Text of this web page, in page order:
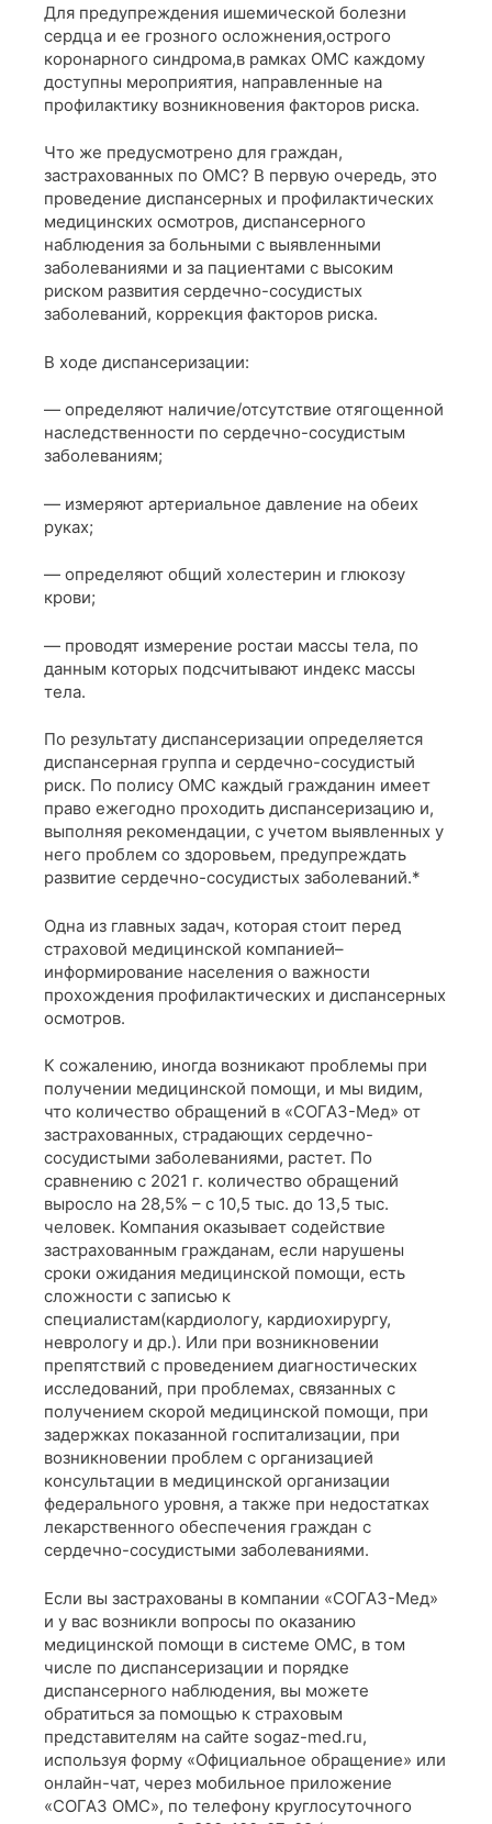
Для предупреждения ишемической болезни
сердца и ее грозного осложнения,острого
коронарного синдрома,в рамках ОМС каждому
доступны мероприятия, направленные на
профилактику возникновения факторов риска.
Что же предусмотрено для граждан,
застрахованных по ОМС? В первую очередь, это
проведение диспансерных и профилактических
медицинских осмотров, диспансерного
наблюдения за больными с выявленными
заболеваниями и за пациентами с высоким
риском развития сердечно-сосудистых
заболеваний, коррекция факторов риска.
В ходе диспансеризации:
— определяют наличие/отсутствие отягощенной
наследственности по сердечно-сосудистым
заболеваниям;
— измеряют артериальное давление на обеих
руках;
— определяют общий холестерин и глюкозу
крови;
— проводят измерение ростаи массы тела, по
данным которых подсчитывают индекс массы
тела.
По результату диспансеризации определяется
диспансерная группа и сердечно-сосудистый
риск. По полису ОМС каждый гражданин имеет
право ежегодно проходить диспансеризацию и,
выполняя рекомендации, с учетом выявленных у
него проблем со здоровьем, предупреждать
развитие сердечно-сосудистых заболеваний.*
Одна из главных задач, которая стоит перед
страховой медицинской компанией–
информирование населения о важности
прохождения профилактических и диспансерных
осмотров.
К сожалению, иногда возникают проблемы при
получении медицинской помощи, и мы видим,
что количество обращений в «СОГАЗ-Мед» от
застрахованных, страдающих сердечно-
сосудистыми заболеваниями, растет. По
сравнению с 2021 г. количество обращений
выросло на 28,5% – с 10,5 тыс. до 13,5 тыс.
человек. Компания оказывает содействие
застрахованным гражданам, если нарушены
сроки ожидания медицинской помощи, есть
сложности с записью к
специалистам(кардиологу, кардиохирургу,
неврологу и др.). Или при возникновении
препятствий с проведением диагностических
исследований, при проблемах, связанных с
получением скорой медицинской помощи, при
задержках показанной госпитализации, при
возникновении проблем с организацией
консультации в медицинской организации
федерального уровня, а также при недостатках
лекарственного обеспечения граждан с
сердечно-сосудистыми заболеваниями.
Если вы застрахованы в компании «СОГАЗ-Мед»
и у вас возникли вопросы по оказанию
медицинской помощи в системе ОМС, в том
числе по диспансеризации и порядке
диспансерного наблюдения, вы можете
обратиться за помощью к страховым
представителям на сайте sogaz-med.ru,
используя форму «Официальное обращение» или
онлайн-чат, через мобильное приложение
«СОГАЗ ОМС», по телефону круглосуточного